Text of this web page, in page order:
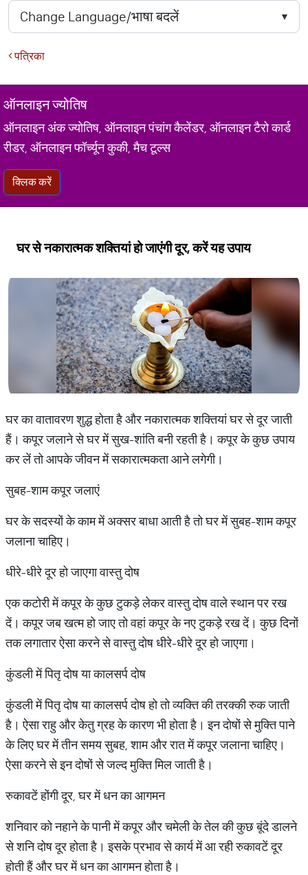
पत्रिका
ऑनलाइन ज्योतिष
ऑनलाइन अंक ज्योतिष, ऑनलाइन पंचांग कैलेंडर, ऑनलाइन टैरो कार्ड
रीडर, ऑनलाइन फॉर्च्यून कुकी, मैच टूल्स
क्लिक करें
घर से नकारात्मक शक्तियां हो जाएंगी दूर, करें यह उपाय
घर का वातावरण शुद्ध होता है और नकारात्मक शक्तियां घर से दूर जाती
हैं। कपूर जलाने से घर में सुख-शांति बनी रहती है। कपूर के कुछ उपाय
कर लें तो आपके जीवन में सकारात्‍मकता आने लगेगी।
सुबह-शाम कपूर जलाएं
घर के सदस्यों के काम में अक्सर बाधा आती है तो घर में सुबह-शाम कपूर
जलाना चाहिए।
धीरे-धीरे दूर हो जाएगा वास्तु दोष
एक कटोरी में कपूर के कुछ टुकड़े लेकर वास्तु दोष वाले स्थान पर रख
दें। कपूर जब खत्म हो जाए तो वहां कपूर के नए टुकड़े रख दें। कुछ दिनों
तक लगातार ऐसा करने से वास्तु दोष धीरे-धीरे दूर हो जाएगा।
कुंडली में पितृ दोष या कालसर्प दोष
कुंडली में पितृ दोष या कालसर्प दोष हो तो व्यक्ति की तरक्की रुक जाती
है। ऐसा राहु और केतु ग्रह के कारण भी होता है। इन दोषों से मुक्ति पाने
के लिए घर में तीन समय सुबह, शाम और रात में कपूर जलाना चाहिए।
ऐसा करने से इन दोषों से जल्द मुक्ति मिल जाती है।
रुकावटें होंगी दूर, घर में धन का आगमन
शनिवार को नहाने के पानी में कपूर और चमेली के तेल की कुछ बूंदे डालने
से शनि दोष दूर होता है। इसके प्रभाव से कार्य में आ रही रुकावटें दूर
होती हैं और घर में धन का आगमन होता है।